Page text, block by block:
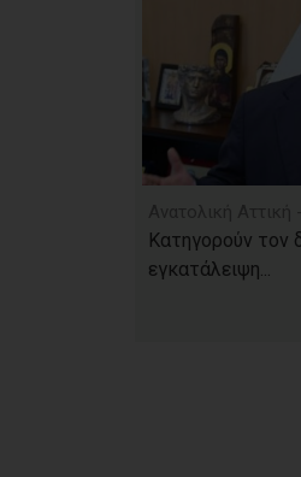
Κατηγορούν τον
εγκατάλειψη...